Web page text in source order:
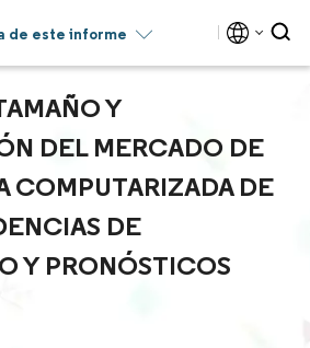
de este informe
Y
DEL MERCADO DE
COMPUTARIZADA DE
DE
Y PRONÓSTICOS